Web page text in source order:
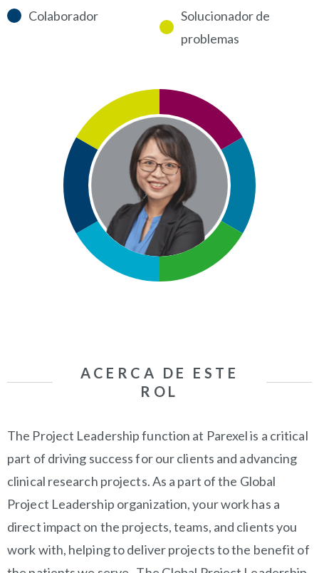
Colaborador
Solucionador de
problemas
ACERCA DE ESTE
ROL
The Project Leadership function at Parexel is a critical
part of driving success for our clients and advancing
clinical research projects. As a part of the Global
Project Leadership organization, your work has a
direct impact on the projects, teams, and clients you
work with, helping to deliver projects to the benefit of